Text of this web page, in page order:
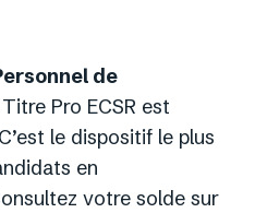
de
Pro ECSR est
le dispositif le plus
en
votre solde sur